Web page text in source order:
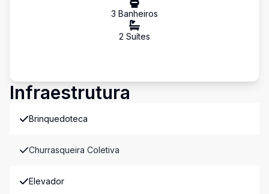
3 Banheiros
2 Suítes
Infraestrutura
Brinquedoteca
Churrasqueira Coletiva
Elevador